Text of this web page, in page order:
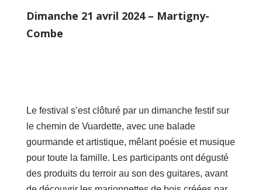
Dimanche 21 avril 2024 – Martigny-
Combe
Le festival s’est clôturé par un dimanche festif sur
le chemin de Vuardette, avec une balade
gourmande et artistique, mêlant poésie et musique
pour toute la famille. Les participants ont dégusté
des produits du terroir au son des guitares, avant